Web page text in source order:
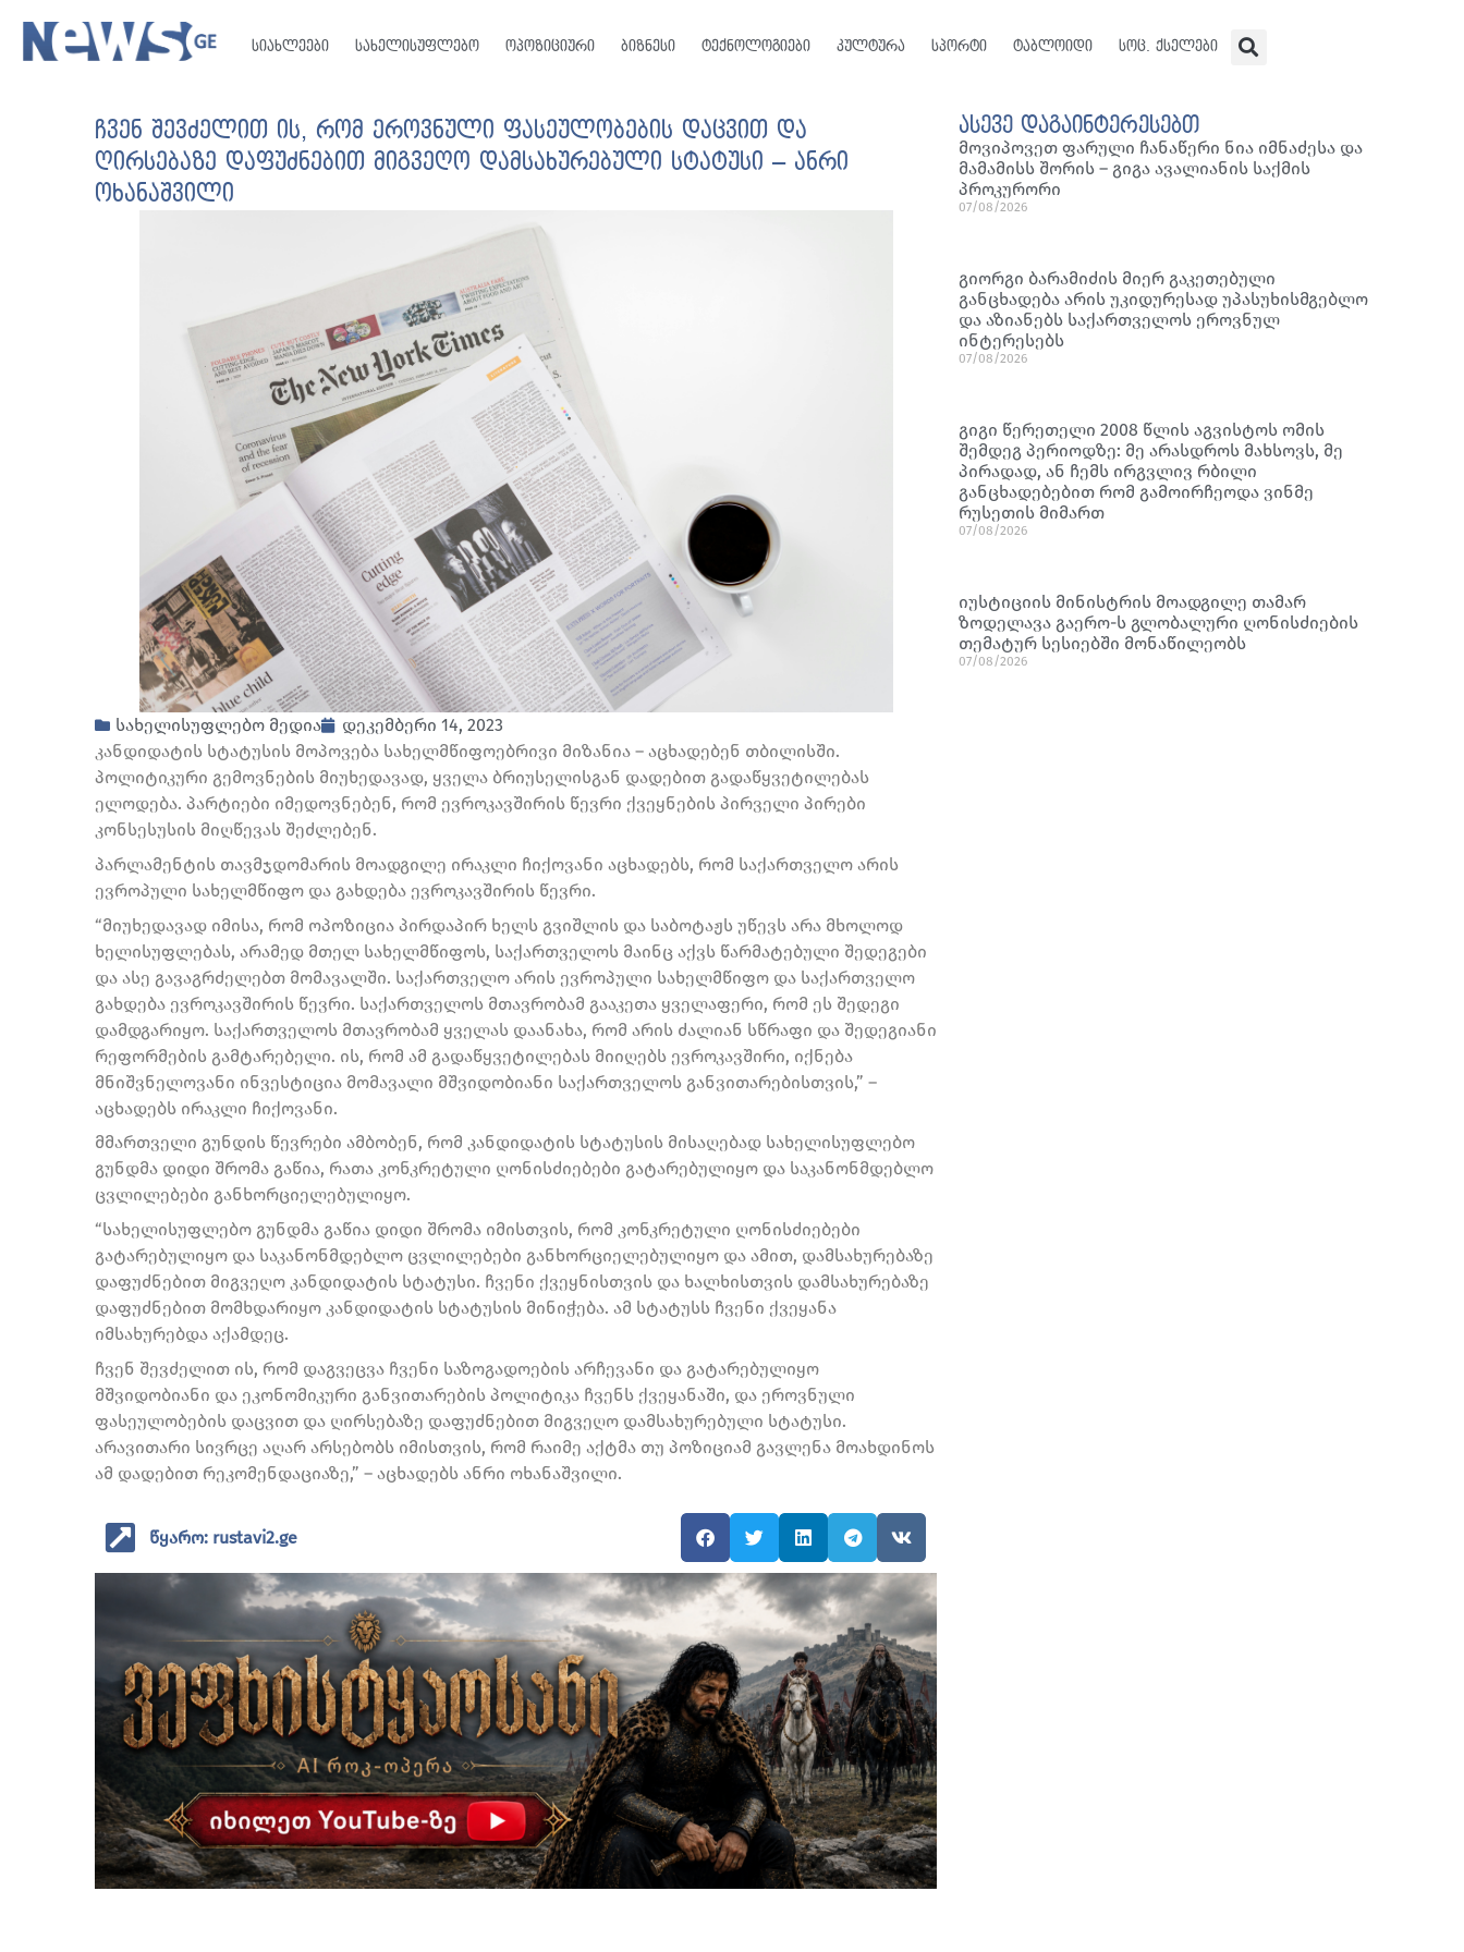
სიახლეები სახელისუფლებო ოპოზიციური ბიზნესი ტექნოლოგიები კულტურა სპორტი ტაბლოიდი სოც. ქსელები
ჩვენ შევძელით ის, რომ ეროვნული ფასეულობების დაცვით და
ღირსებაზე დაფუძნებით მიგვეღო დამსახურებული სტატუსი – ანრი
ოხანაშვილი
სახელისუფლებო მედია
დეკემბერი 14, 2023
კანდიდატის სტატუსის მოპოვება სახელმწიფოებრივი მიზანია – აცხადებენ თბილისში.
პოლიტიკური გემოვნების მიუხედავად, ყველა ბრიუსელისგან დადებით გადაწყვეტილებას
ელოდება. პარტიები იმედოვნებენ, რომ ევროკავშირის წევრი ქვეყნების პირველი პირები
კონსესუსის მიღწევას შეძლებენ.
პარლამენტის თავმჯდომარის მოადგილე ირაკლი ჩიქოვანი აცხადებს, რომ საქართველო არის
ევროპული სახელმწიფო და გახდება ევროკავშირის წევრი.
“მიუხედავად იმისა, რომ ოპოზიცია პირდაპირ ხელს გვიშლის და საბოტაჟს უწევს არა მხოლოდ
ხელისუფლებას, არამედ მთელ სახელმწიფოს, საქართველოს მაინც აქვს წარმატებული შედეგები
და ასე გავაგრძელებთ მომავალში. საქართველო არის ევროპული სახელმწიფო და საქართველო
გახდება ევროკავშირის წევრი. საქართველოს მთავრობამ გააკეთა ყველაფერი, რომ ეს შედეგი
დამდგარიყო. საქართველოს მთავრობამ ყველას დაანახა, რომ არის ძალიან სწრაფი და შედეგიანი
რეფორმების გამტარებელი. ის, რომ ამ გადაწყვეტილებას მიიღებს ევროკავშირი, იქნება
მნიშვნელოვანი ინვესტიცია მომავალი მშვიდობიანი საქართველოს განვითარებისთვის,” –
აცხადებს ირაკლი ჩიქოვანი.
მმართველი გუნდის წევრები ამბობენ, რომ კანდიდატის სტატუსის მისაღებად სახელისუფლებო
გუნდმა დიდი შრომა გაწია, რათა კონკრეტული ღონისძიებები გატარებულიყო და საკანონმდებლო
ცვლილებები განხორციელებულიყო.
“სახელისუფლებო გუნდმა გაწია დიდი შრომა იმისთვის, რომ კონკრეტული ღონისძიებები
გატარებულიყო და საკანონმდებლო ცვლილებები განხორციელებულიყო და ამით, დამსახურებაზე
დაფუძნებით მიგვეღო კანდიდატის სტატუსი. ჩვენი ქვეყნისთვის და ხალხისთვის დამსახურებაზე
დაფუძნებით მომხდარიყო კანდიდატის სტატუსის მინიჭება. ამ სტატუსს ჩვენი ქვეყანა
იმსახურებდა აქამდეც.
ჩვენ შევძელით ის, რომ დაგვეცვა ჩვენი საზოგადოების არჩევანი და გატარებულიყო
მშვიდობიანი და ეკონომიკური განვითარების პოლიტიკა ჩვენს ქვეყანაში, და ეროვნული
ფასეულობების დაცვით და ღირსებაზე დაფუძნებით მიგვეღო დამსახურებული სტატუსი.
არავითარი სივრცე აღარ არსებობს იმისთვის, რომ რაიმე აქტმა თუ პოზიციამ გავლენა მოახდინოს
ამ დადებით რეკომენდაციაზე,” – აცხადებს ანრი ოხანაშვილი.
წყარო: rustavi2.ge
ასევე დაგაინტერესებთ
მოვიპოვეთ ფარული ჩანაწერი ნია იმნაძესა და
მამამისს შორის – გიგა ავალიანის საქმის
პროკურორი
07/08/2026
გიორგი ბარამიძის მიერ გაკეთებული
განცხადება არის უკიდურესად უპასუხისმგებლო
და აზიანებს საქართველოს ეროვნულ
ინტერესებს
07/08/2026
გიგი წერეთელი 2008 წლის აგვისტოს ომის
შემდეგ პერიოდზე: მე არასდროს მახსოვს, მე
პირადად, ან ჩემს ირგვლივ რბილი
განცხადებებით რომ გამოირჩეოდა ვინმე
რუსეთის მიმართ
07/08/2026
იუსტიციის მინისტრის მოადგილე თამარ
ზოდელავა გაერო-ს გლობალური ღონისძიების
თემატურ სესიებში მონაწილეობს
07/08/2026